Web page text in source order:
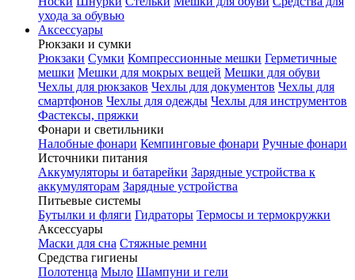
ухода за обувью
Аксессуары
Рюкзаки и сумки
Рюкзаки Сумки Компрессионные мешки Герметичные
мешки Мешки для мокрых вещей Мешки для обуви
Чехлы для рюкзаков Чехлы для документов Чехлы для
смартфонов Чехлы для одежды Чехлы для инструментов
Фастексы, пряжки
Фонари и светильники
Налобные фонари Кемпинговые фонари Ручные фонари
Источники питания
Аккумуляторы и батарейки Зарядные устройства к
аккумуляторам Зарядные устройства
Питьевые системы
Бутылки и фляги Гидраторы Термосы и термокружки
Аксессуары
Маски для сна Стяжные ремни
Средства гигиены
Полотенца Мыло Шампуни и гели